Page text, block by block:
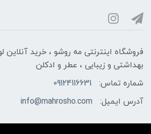
فروشگاه اینترنتی مه‌ رو‌شو ، خرید آنلاین
بهداشتی و زیبایی ، عطر و ادکلن
شماره تماس:
09124116631
آدرس ایمیل:
info@mahrosho.com